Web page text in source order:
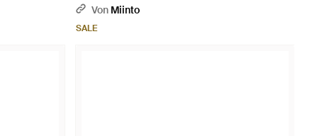
Von Miinto
SALE